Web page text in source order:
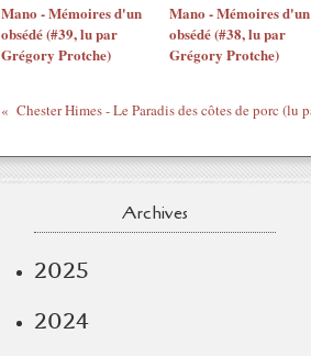
Mano - Mémoires d'un
obsédé (#39, lu par
Grégory Protche)
Mano - Mémoires d'un
obsédé (#38, lu par
Grégory Protche)
Archives
2025
2024